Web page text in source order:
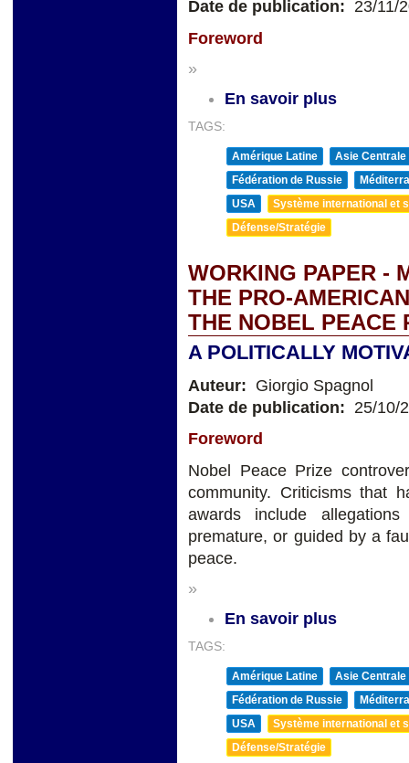
Date de publication: 23/11/
Foreword
»
En savoir plus
TAGS:
Amérique Latine
Asie Centrale
Fédération de Russie
USA
Système international et
Défense/Stratégie
WORKING PAPER -
THE PRO-
THE NOBEL PEACE
A POLITICALLY
Auteur: Giorgio Spagnol
Date de publication: 25/10/
Foreword
Nobel Peace Prize
community. Criticisms that
awards include
premature, or guided by a
peace.
»
En savoir plus
TAGS:
Amérique Latine
Asie Centrale
Fédération de Russie
USA
Système international et
Défense/Stratégie